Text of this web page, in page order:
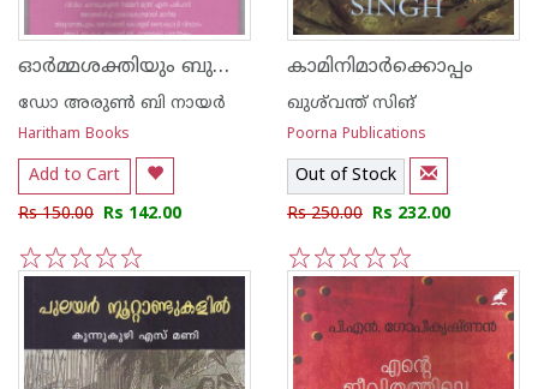
ഓര്‍മ്മശക്തിയും ബുദ്ധിശക്തിയും എങ്ങെനെ വര്‍ദ്ധിപ്പിക്കാം
ഡോ അരുണ്‍ ബി നായര്‍
Haritham Books
Add to Cart
Rs 150.00 Rs 142.00
5
4
3
2
1
കാമിനിമാര്‍ക്കൊപ്പം
ഖുശ്‌വന്ത് സിങ്
Poorna Publications
Out of Stock
Rs 250.00 Rs 232.00
5
4
3
2
1